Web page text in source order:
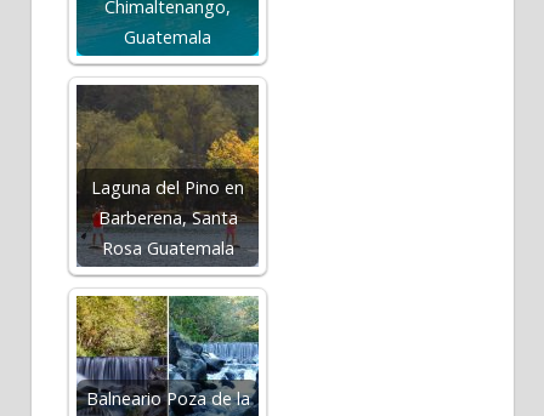
Chimaltenango,
Guatemala
Laguna del Pino en
Barberena, Santa
Rosa Guatemala
Balneario Poza de la